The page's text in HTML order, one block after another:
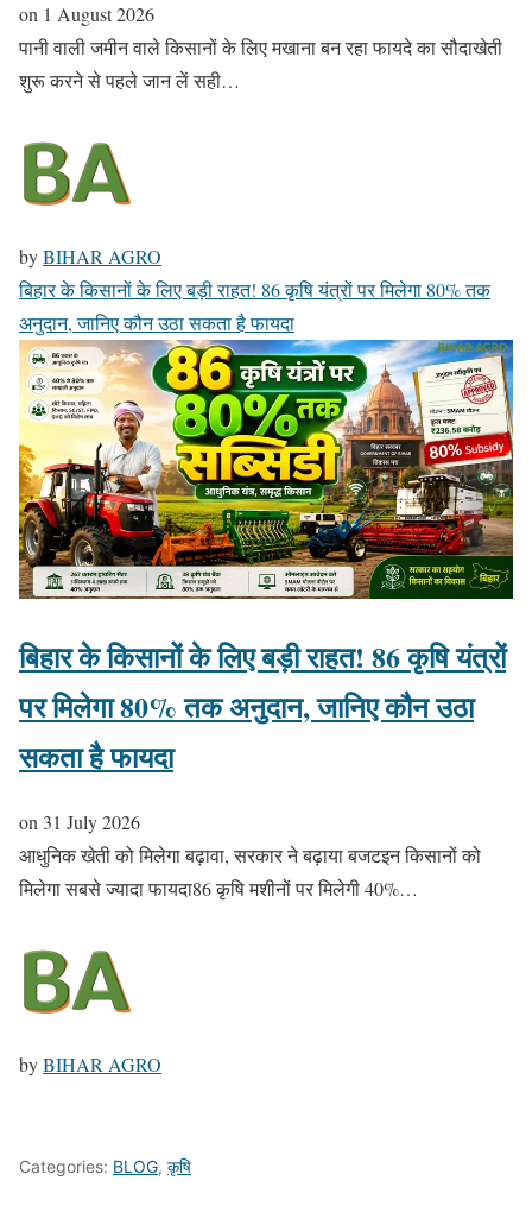
on 1 August 2026
पानी वाली जमीन वाले किसानों के लिए मखाना बन रहा फायदे का सौदाखेती
शुरू करने से पहले जान लें सही…
byBIHAR AGRO
बिहार के किसानों के लिए बड़ी राहत! 86 कृषि यंत्रों पर मिलेगा 80% तक
अनुदान, जानिए कौन उठा सकता है फायदा
बिहार के किसानों के लिए बड़ी राहत! 86 कृषि यंत्रों
पर मिलेगा 80% तक अनुदान, जानिए कौन उठा
सकता है फायदा
on 31 July 2026
आधुनिक खेती को मिलेगा बढ़ावा, सरकार ने बढ़ाया बजटइन किसानों को
मिलेगा सबसे ज्यादा फायदा86 कृषि मशीनों पर मिलेगी 40%…
byBIHAR AGRO
Categories: BLOG, कृषि